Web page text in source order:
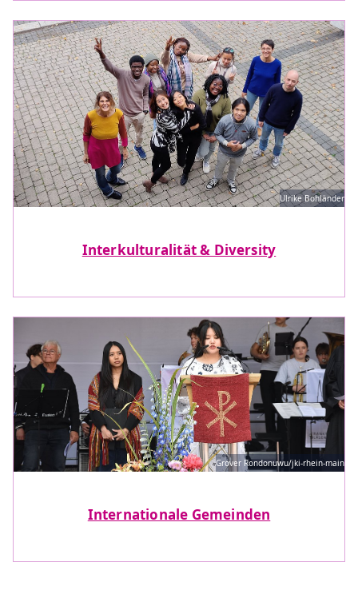
Ulrike Bohländer
Interkulturalität & Diversity
Grover Rondonuwu/jki-rhein-main
Internationale Gemeinden